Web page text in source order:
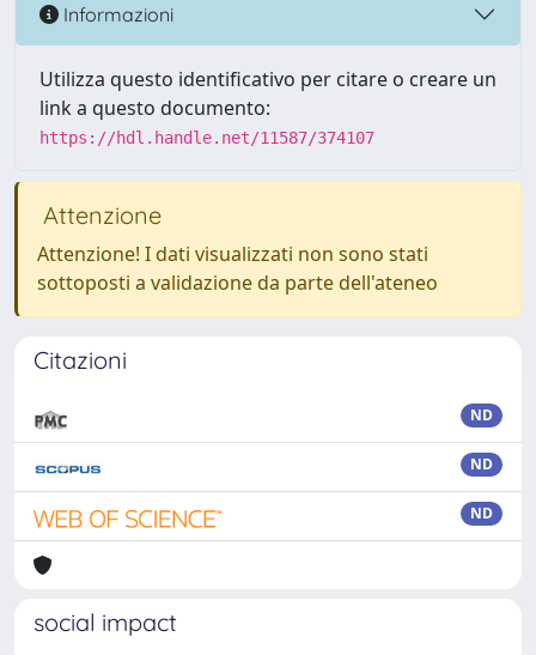
Informazioni
Utilizza questo identificativo per citare o creare un
link a questo documento:
https://hdl.handle.net/11587/374107
Attenzione
Attenzione! I dati visualizzati non sono stati
sottoposti a validazione da parte dell'ateneo
Citazioni
ND
ND
ND
social impact